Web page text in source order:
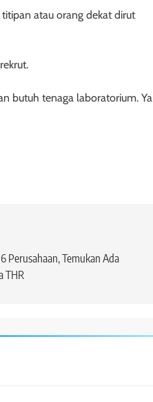
atau orang dekat dirut
butuh tenaga laboratorium. Ya
Perusahaan, Temukan Ada
THR